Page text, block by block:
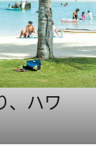
、ハワ